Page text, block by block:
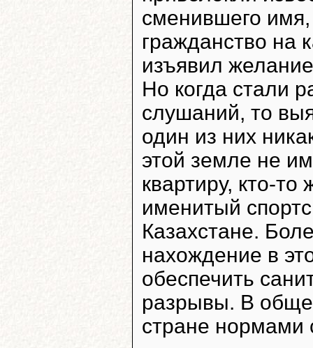
сменившего имя,
гражданство на
изъявил
Но когда стали
слушаний, то
один из них
этой земле не
квартиру, кто-
именитый
Казахстане.
нахождение в
обеспечить
разрывы. В
стране нормами